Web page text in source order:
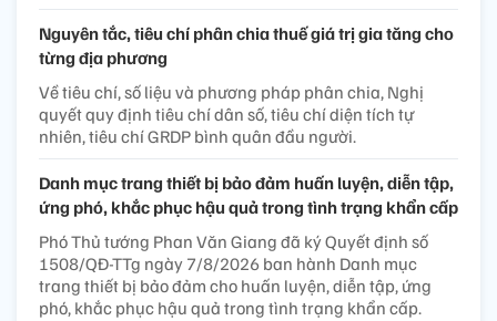
Nguyên tắc, tiêu chí phân chia thuế giá trị gia tăng cho
từng địa phương
Về tiêu chí, số liệu và phương pháp phân chia, Nghị
quyết quy định tiêu chí dân số, tiêu chí diện tích tự
nhiên, tiêu chí GRDP bình quân đầu người.
Danh mục trang thiết bị bảo đảm huấn luyện, diễn tập,
ứng phó, khắc phục hậu quả trong tình trạng khẩn cấp
Phó Thủ tướng Phan Văn Giang đã ký Quyết định số
1508/QĐ-TTg ngày 7/8/2026 ban hành Danh mục
trang thiết bị bảo đảm cho huấn luyện, diễn tập, ứng
phó, khắc phục hậu quả trong tình trạng khẩn cấp.